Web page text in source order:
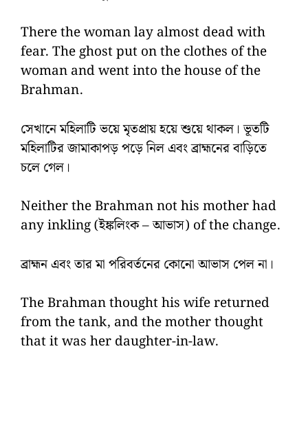
There the woman lay almost dead with
fear. The ghost put on the clothes of the
woman and went into the house of the
Brahman.
সেখানে মহিলাটি ভয়ে মৃতপ্রায় হয়ে শুয়ে থাকল। ভূতটি
মহিলাটির জামাকাপড় পড়ে নিল এবং ব্রাহ্মনের বাড়িতে
চলে গেল।
Neither the Brahman not his mother had
any inkling (ইঙ্কলিংক – আভাস) of the change.
ব্রাহ্মন এবং তার মা পরিবর্তনের কোনো আভাস পেল না।
The Brahman thought his wife returned
from the tank, and the mother thought
that it was her daughter-in-law.